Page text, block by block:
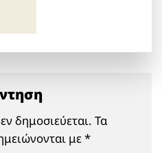
δημοσιεύεται. Τα
με*